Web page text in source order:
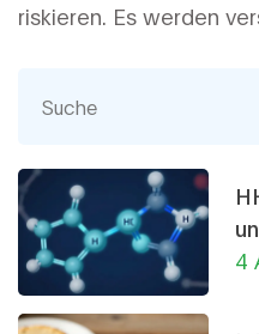
riskieren. Es werden
Vape Pen, die
umfassenden Einblick
unterstützt durch
Tipps für eine sichere
4